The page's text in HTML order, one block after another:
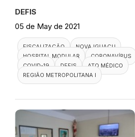
DEFIS
05 de May de 2021
FISCALIZAÇÃO
NOVA IGUAÇU
HOSPITAL MODULAR
CORONAVÍRUS
COVID-19
DEFIS
ATO MÉDICO
REGIÃO METROPOLITANA I